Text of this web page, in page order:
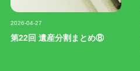
2026-04-27
第22回 遺産分割まとめ⑧